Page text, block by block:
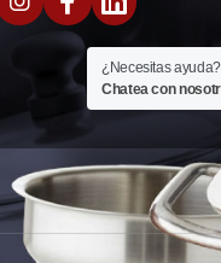
¿Necesitas ayuda?
Chatea con